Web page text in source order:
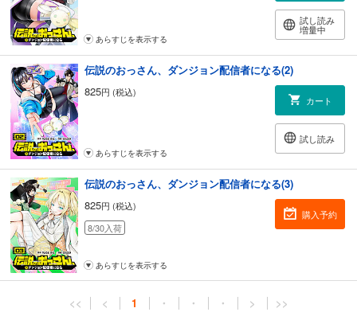
試し読み
増量中
あらすじを表示する
伝説のおっさん、ダンジョン配信者になる(2)
825円 (税込)
カート
試し読み
あらすじを表示する
伝説のおっさん、ダンジョン配信者になる(3)
825円 (税込)
8/30入荷
購入予約
あらすじを表示する
<< < 1 ・ ・ ・ > >>